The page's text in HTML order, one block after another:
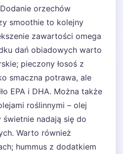
orzechów
smoothie to kolejny
zawartości omega
dań obiadowych warto
pieczony łosoś z
smaczna potrawa, ale
EPA i DHA. Można także
roślinnymi – olej
nadają się do
Warto również
hummus z dodatkiem